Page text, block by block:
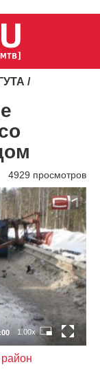
/
4929 просмотров
1.00x
район